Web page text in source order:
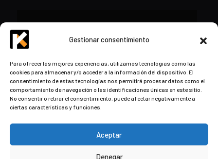
Gestionar consentimiento
Para ofrecer las mejores experiencias, utilizamos tecnologías como las
cookies para almacenar y/o acceder a la información del dispositivo. El
consentimiento de estas tecnologías nos permitirá procesar datos como el
comportamiento de navegación o las identificaciones únicas en este sitio.
No consentir o retirar el consentimiento, puede afectar negativamente a
ciertas características y funciones.
Aceptar
Denegar
contacto@kds.cloud
www.kds.cloud
Plaza Libertad 8Entreplanta, Oficina
3,31004 Pamplona,